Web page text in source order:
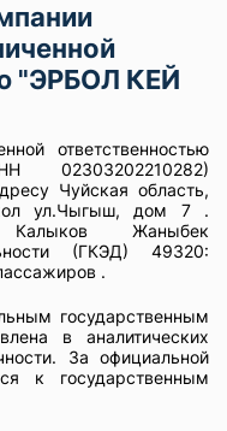
"ЭРБОЛ КЕЙ
ответственностью
Чуйская область,
ул.Чыгыш, дом 7 .
Калыков Жаныбек
(ГКЭД) 49320:
.
государственным
в аналитических
За официальной
к государственным